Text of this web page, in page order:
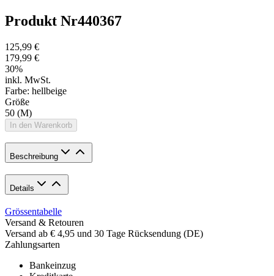
Produkt Nr440367
125,99 €
179,99 €
30%
inkl. MwSt.
Farbe: hellbeige
Größe
50 (M)
In den Warenkorb
Beschreibung
Details
Grössentabelle
Versand & Retouren
Versand ab € 4,95 und 30 Tage Rücksendung (DE)
Zahlungsarten
Bankeinzug